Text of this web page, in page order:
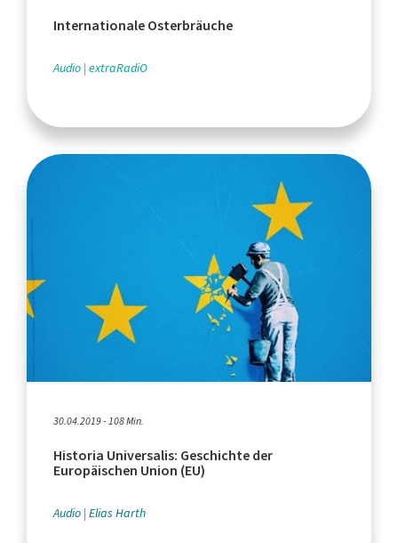
Internationale Osterbräuche
Audio extraRadiO
30.04.2019 - 108 Min.
Historia Universalis: Geschichte der
Europäischen Union (EU)
Audio Elias Harth